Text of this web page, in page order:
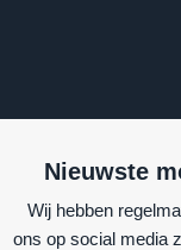
Nieuwste
Wij hebben
ons op social media